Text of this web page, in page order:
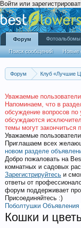
Войти или
Форум Клуб «Лучшие
Уважаемые
Напоминаем, что в
обсуждение вопросов
обсуждаются
темы могут закончиться
Уважаемые
Приглашаем всех
новом разделе
Добро пожаловать на
комнатных и садовых
Зарегистрируйтесь и
ответы от
форум поддерживает
Присоединяйтесь :)
Поболтушки Объявления
Кошки и
Форум
Поиск сообщений Новые
Фотоальбомы